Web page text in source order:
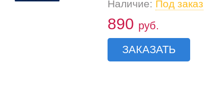
Наличие: Под заказ
890 руб.
ЗАКАЗАТЬ